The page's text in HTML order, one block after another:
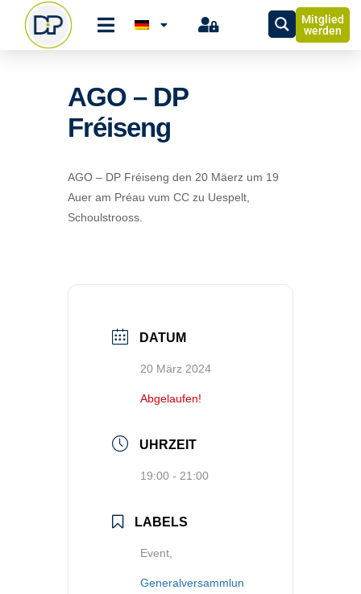
Mitglied
werden
AGO – DP
Fréiseng
AGO – DP Fréiseng den 20 Mäerz um 19
Auer am Préau vum CC zu Uespelt,
Schoulstrooss.
DATUM
20 März 2024
Abgelaufen!
UHRZEIT
19:00 - 21:00
LABELS
Event,
Generalversammlun